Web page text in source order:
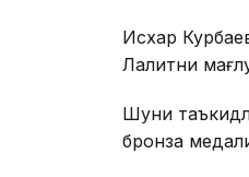
Исхар
Лалитни
Шуни
бронза